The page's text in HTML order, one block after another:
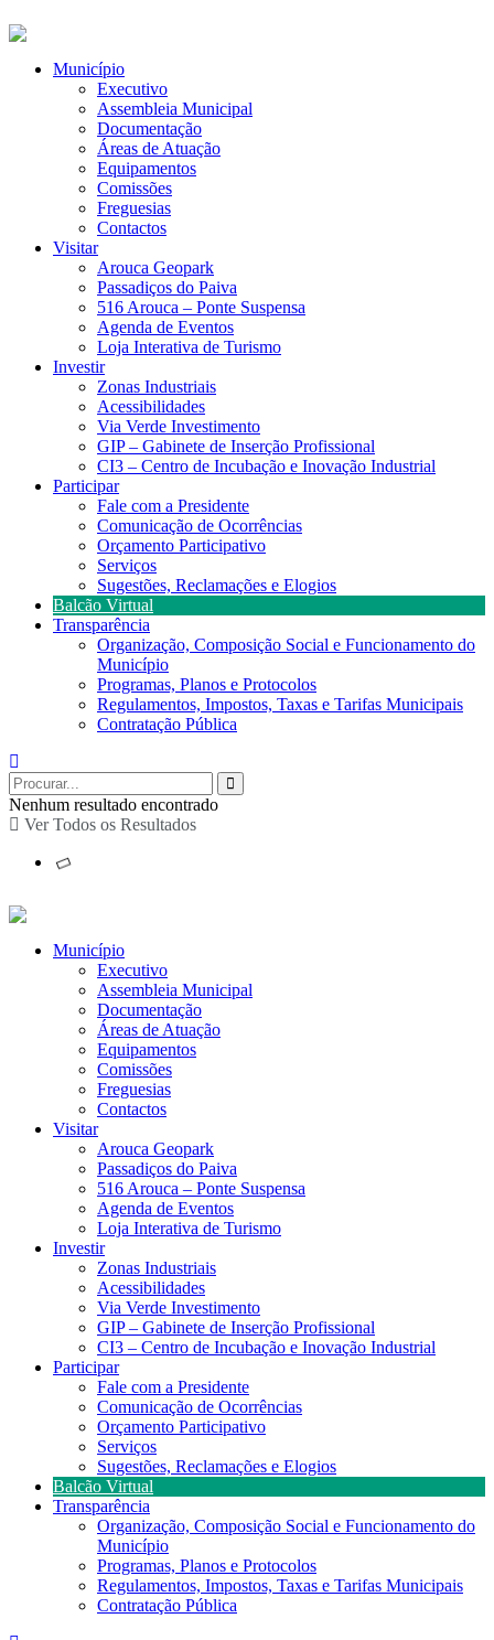
Município
Executivo
Assembleia Municipal
Documentação
Áreas de Atuação
Equipamentos
Comissões
Freguesias
Contactos
Visitar
Arouca Geopark
Passadiços do Paiva
516 Arouca – Ponte Suspensa
Agenda de Eventos
Loja Interativa de Turismo
Investir
Zonas Industriais
Acessibilidades
Via Verde Investimento
GIP – Gabinete de Inserção Profissional
CI3 – Centro de Incubação e Inovação Industrial
Participar
Fale com a Presidente
Comunicação de Ocorrências
Orçamento Participativo
Serviços
Sugestões, Reclamações e Elogios
Balcão Virtual
Transparência
Organização, Composição Social e Funcionamento do
Município
Programas, Planos e Protocolos
Regulamentos, Impostos, Taxas e Tarifas Municipais
Contratação Pública
Nenhum resultado encontrado
Ver Todos os Resultados
Município
Executivo
Assembleia Municipal
Documentação
Áreas de Atuação
Equipamentos
Comissões
Freguesias
Contactos
Visitar
Arouca Geopark
Passadiços do Paiva
516 Arouca – Ponte Suspensa
Agenda de Eventos
Loja Interativa de Turismo
Investir
Zonas Industriais
Acessibilidades
Via Verde Investimento
GIP – Gabinete de Inserção Profissional
CI3 – Centro de Incubação e Inovação Industrial
Participar
Fale com a Presidente
Comunicação de Ocorrências
Orçamento Participativo
Serviços
Sugestões, Reclamações e Elogios
Balcão Virtual
Transparência
Organização, Composição Social e Funcionamento do
Município
Programas, Planos e Protocolos
Regulamentos, Impostos, Taxas e Tarifas Municipais
Contratação Pública